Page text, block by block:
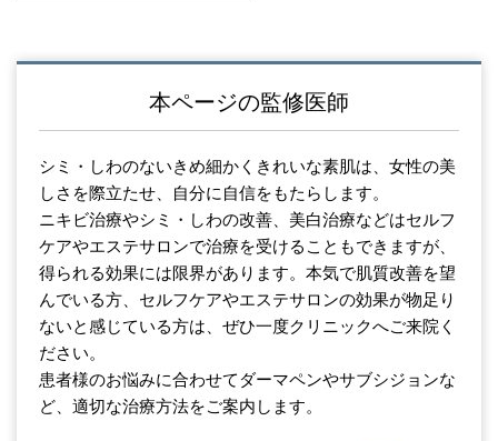
本ページの監修医師
シミ・しわのないきめ細かくきれいな素肌は、女性の美
しさを際立たせ、自分に自信をもたらします。
ニキビ治療やシミ・しわの改善、美白治療などはセルフ
ケアやエステサロンで治療を受けることもできますが、
得られる効果には限界があります。本気で肌質改善を望
んでいる方、セルフケアやエステサロンの効果が物足り
ないと感じている方は、ぜひ一度クリニックへご来院く
ださい。
患者様のお悩みに合わせてダーマペンやサブシジョンな
ど、適切な治療方法をご案内します。